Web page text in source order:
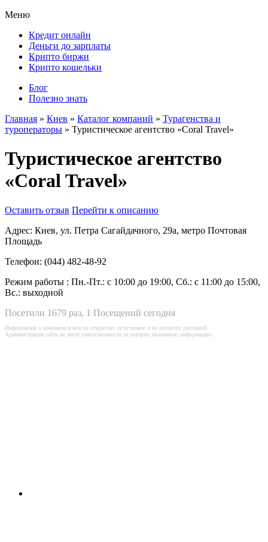
Меню
Кредит онлайн
Деньги до зарплаты
Крипто биржи
Крипто кошельки
Блог
Полезно знать
Главная » Киев » Каталог компаний » Турагенства и
туроператоры » Туристическое агентство «Coral Travel»
Туристическое агентство
«Coral Travel»
Оставить отзыв Перейти к описанию
Адрес: Киев, ул. Петра Сагайдачного, 29а, метро Почтовая
Площадь
Телефон: (044) 482-48-92
Режим работы : Пн.-Пт.: с 10:00 до 19:00, Сб.: с 11:00 до 15:00,
Вс.: выходной
Посетили 1679 раз, 1 Посещений сегодня
Информация о компании взята из открытых источников и не является рекламой.
Администрация сайта не несёт ответственности за неверно указанную информацию.